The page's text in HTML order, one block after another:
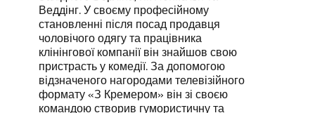
Веддінг. У своєму професійному
становленні після посад продавця
чоловічого одягу та працівника
клінінгової компанії він знайшов свою
пристрасть у комедії. За допомогою
відзначеного нагородами телевізійного
формату «З Кремером» він зі своєю
командою створив гумористичну та